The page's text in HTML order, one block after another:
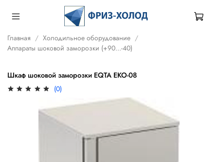
Главная
Холодильное оборудование
Аппараты шоковой заморозки (+90...-40)
Шкаф шоковой заморозки EQTA EKO-08
(0)